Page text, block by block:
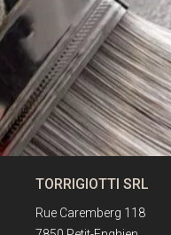
TORRIGIOTTI SRL
Rue Caremberg 118